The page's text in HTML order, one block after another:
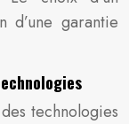
d’une garantie
technologies